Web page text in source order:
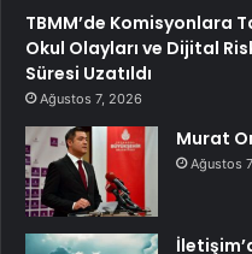
TBMM’de Komisyonlara
Okul Olayları ve Dijital
Süresi Uzatıldı
Ağustos 7, 2026
Murat
Ağustos